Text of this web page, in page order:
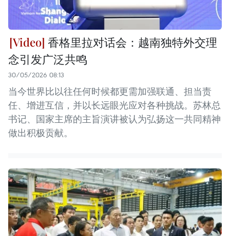
香格里拉对话会：越南独特外交理
念引发广泛共鸣
30/05/2026 08:13
当今世界比以往任何时候都更需加强联通、担当责
任、增进互信，并以长远眼光应对各种挑战。苏林总
书记、国家主席的主旨演讲被认为弘扬这一共同精神
做出积极贡献。